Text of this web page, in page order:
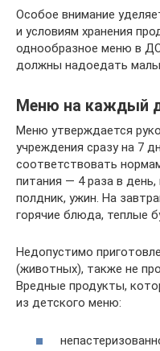
Особое внимание
и условиям хранения
однообразное меню в
должны надоедать
Меню на каждый
Меню утверждается
учреждения сразу на 7
соответствовать
питания — 4 раза в
полдник, ужин. На
горячие блюда, теплые
Недопустимо
(животных), также не
Вредные продукты,
из детского меню: